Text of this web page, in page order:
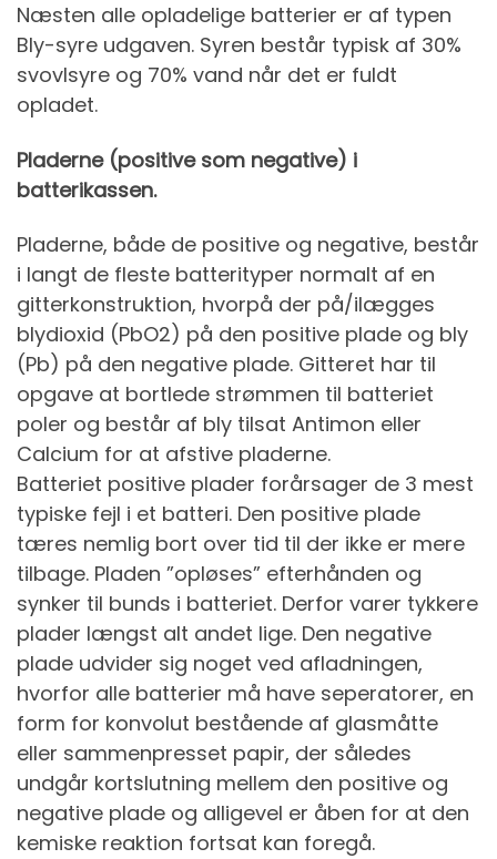
Næsten alle opladelige batterier er af typen
Bly-syre udgaven. Syren består typisk af 30%
svovlsyre og 70% vand når det er fuldt
opladet.
Pladerne (positive som negative) i
batterikassen.
Pladerne, både de positive og negative, består
i langt de fleste batterityper normalt af en
gitterkonstruktion, hvorpå der på/ilægges
blydioxid (PbO2) på den positive plade og bly
(Pb) på den negative plade. Gitteret har til
opgave at bortlede strømmen til batteriet
poler og består af bly tilsat Antimon eller
Calcium for at afstive pladerne.
Batteriet positive plader forårsager de 3 mest
typiske fejl i et batteri. Den positive plade
tæres nemlig bort over tid til der ikke er mere
tilbage. Pladen ”opløses” efterhånden og
synker til bunds i batteriet. Derfor varer tykkere
plader længst alt andet lige. Den negative
plade udvider sig noget ved afladningen,
hvorfor alle batterier må have seperatorer, en
form for konvolut bestående af glasmåtte
eller sammenpresset papir, der således
undgår kortslutning mellem den positive og
negative plade og alligevel er åben for at den
kemiske reaktion fortsat kan foregå.